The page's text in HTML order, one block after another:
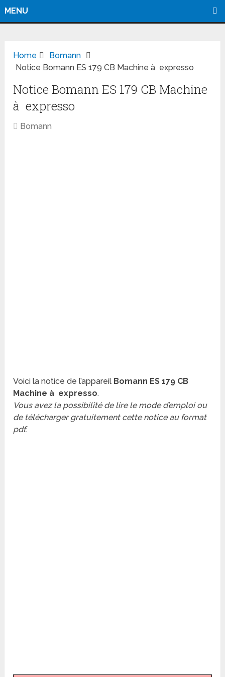
MENU
Home
Bomann
Notice Bomann ES 179 CB Machine à expresso
Notice Bomann ES 179 CB Machine
à expresso
Bomann
Voici la notice de l’appareil Bomann ES 179 CB
Machine à expresso.
Vous avez la possibilité de lire le mode d’emploi ou
de télécharger gratuitement cette notice au format
pdf.